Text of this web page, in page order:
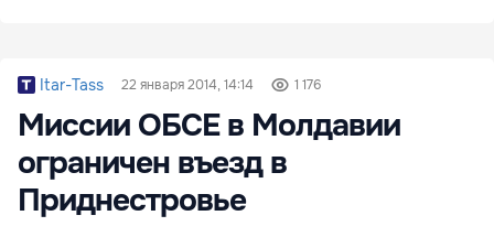
Itar-Tass 22 января 2014, 14:14 1 176
Миссии ОБСЕ в Молдавии
ограничен въезд в
Приднестровье